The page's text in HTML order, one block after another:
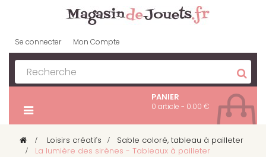
Se connecter Mon Compte
PANIER
0 article - 0.00 €
> Loisirs créatifs >
Sable coloré, tableau à pailleter
>
La lumière des sirènes - Tableaux à pailleter